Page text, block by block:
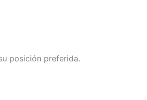
posición preferida.